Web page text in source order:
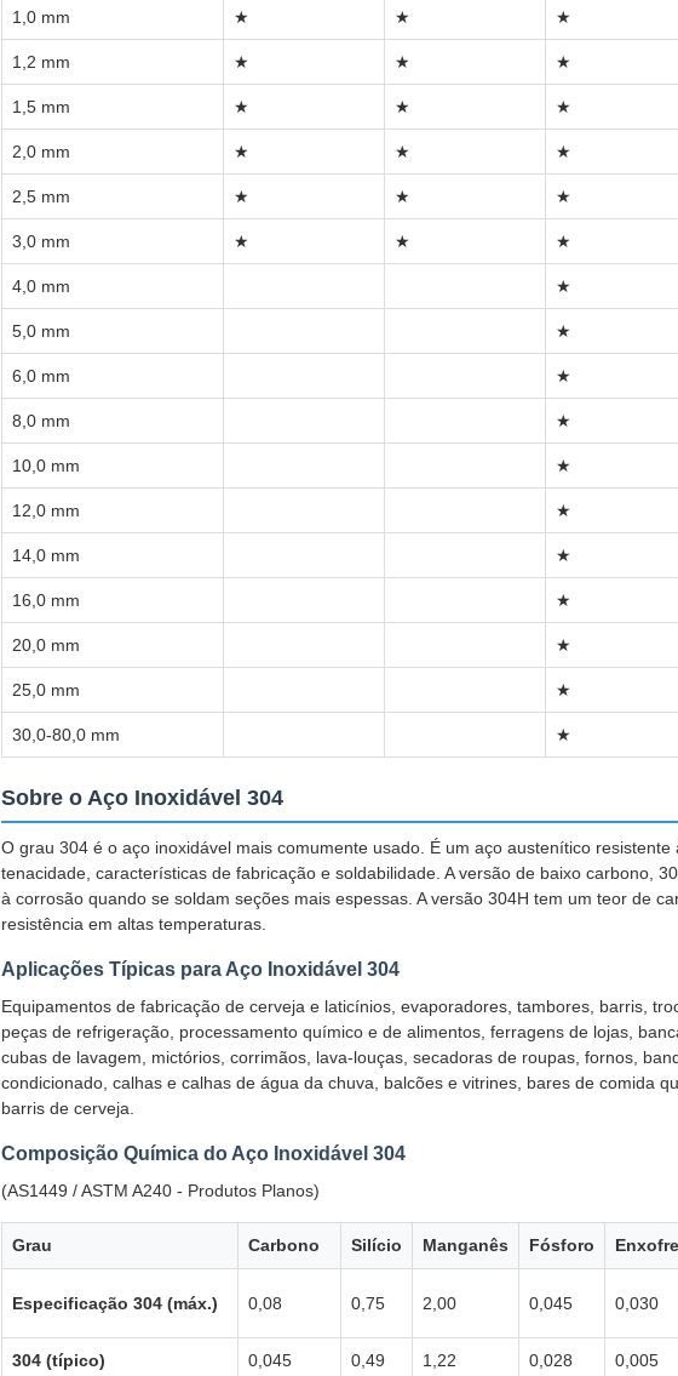
1,0 mm ★ ★ ★
1,2 mm ★ ★ ★
1,5 mm ★ ★ ★
2,0 mm ★ ★ ★
2,5 mm ★ ★ ★
3,0 mm ★ ★ ★
4,0 mm ★
5,0 mm ★
6,0 mm ★
8,0 mm ★
10,0 mm ★
12,0 mm ★
14,0 mm ★
16,0 mm ★
20,0 mm ★
25,0 mm ★
30,0-80,0 mm ★
Sobre o Aço Inoxidável 304
O grau 304 é o aço inoxidável mais comumente usado. É um aço austenítico resistente
tenacidade, características de fabricação e soldabilidade. A versão de baixo carbono,
à corrosão quando se soldam seções mais espessas. A versão 304H tem um teor de
resistência em altas temperaturas.
Aplicações Típicas para Aço Inoxidável 304
Equipamentos de fabricação de cerveja e laticínios, evaporadores, tambores, barris,
peças de refrigeração, processamento químico e de alimentos, ferragens de lojas,
cubas de lavagem, mictórios, corrimãos, lava-louças, secadoras de roupas, fornos,
condicionado, calhas e calhas de água da chuva, balcões e vitrines, bares de comida
barris de cerveja.
Composição Química do Aço Inoxidável 304
(AS1449 / ASTM A240 - Produtos Planos)
Grau Carbono Silício Manganês Fósforo Enxofre
Especificação 304 (máx.) 0,08 0,75 2,00 0,045 0,030
304 (típico) 0,045 0,49 1,22 0,028 0,005